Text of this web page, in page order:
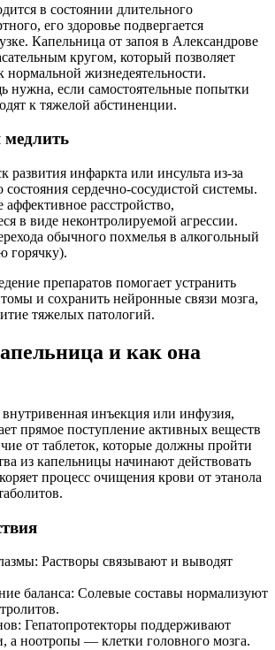
в состоянии длительного
его здоровье подвергается
Капельница от запоя в Александрове
кругом, который позволяет
нормальной жизнедеятельности.
нужна, если самостоятельные попытки
к тяжелой абстиненции.
медлить
развития инфаркта или инсульта из-за
состояния сердечно-сосудистой системы.
расстройство,
в виде неконтролируемой агрессии.
обычного похмелья в алкогольный
горячку).
препаратов помогает устранить
и сохранить нейронные связи мозга,
тяжелых патологий.
и как она
инъекция или инфузия,
прямое поступление активных веществ
от таблеток, которые должны пройти
из капельницы начинают действовать
процесс очищения крови от этанола
Растворы связывают и выводят
баланса: Солевые составы нормализуют
Гепатопротекторы поддерживают
а ноотропы — клетки головного мозга.